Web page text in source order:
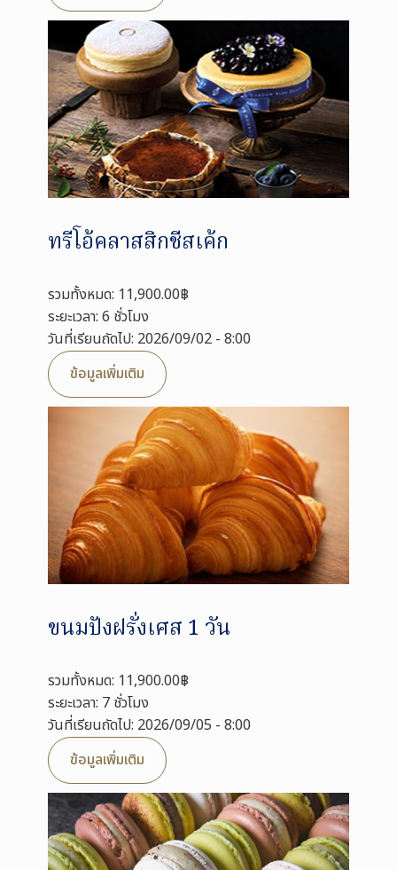
ทรีโอ้คลาสสิกชีสเค้ก
รวมทั้งหมด: 11,900.00฿
ระยะเวลา: 6 ชั่วโมง
วันที่เรียนถัดไป: 2026/09/02 - 8:00
ข้อมูลเพิ่มเติม
ขนมปังฝรั่งเศส 1 วัน
รวมทั้งหมด: 11,900.00฿
ระยะเวลา: 7 ชั่วโมง
วันที่เรียนถัดไป: 2026/09/05 - 8:00
ข้อมูลเพิ่มเติม